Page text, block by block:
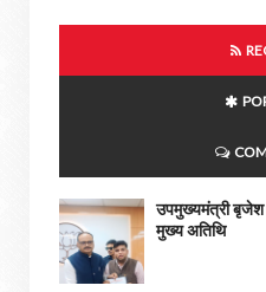
उपमुख्यमंत्री
मुख्य अतिथि